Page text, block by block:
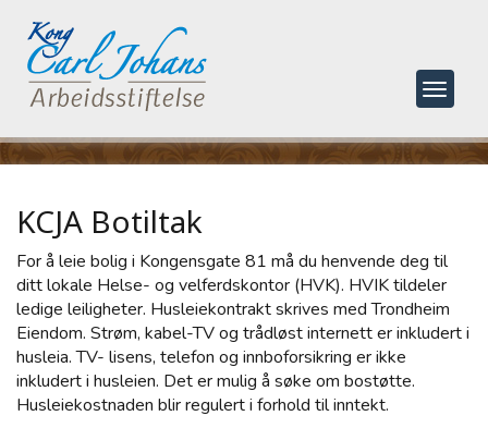
Toggle
KCJA Botiltak
For å leie bolig i Kongensgate 81 må du henvende deg til
ditt lokale Helse- og velferdskontor (HVK). HVIK tildeler
ledige leiligheter. Husleiekontrakt skrives med Trondheim
Eiendom. Strøm, kabel-TV og trådløst internett er inkludert i
husleia. TV- lisens, telefon og innboforsikring er ikke
inkludert i husleien. Det er mulig å søke om bostøtte.
Husleiekostnaden blir regulert i forhold til inntekt.